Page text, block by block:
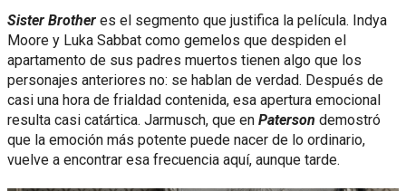
Sister Brother es el segmento que justifica la película. Indya
Moore y Luka Sabbat como gemelos que despiden el
apartamento de sus padres muertos tienen algo que los
personajes anteriores no: se hablan de verdad. Después de
casi una hora de frialdad contenida, esa apertura emocional
resulta casi catártica. Jarmusch, que en Paterson demostró
que la emoción más potente puede nacer de lo ordinario,
vuelve a encontrar esa frecuencia aquí, aunque tarde.